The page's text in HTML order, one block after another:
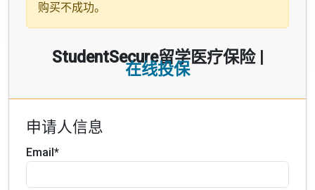
购买不成功。
StudentSecure留学医疗保险 |
在线投保
申请人信息
Email*